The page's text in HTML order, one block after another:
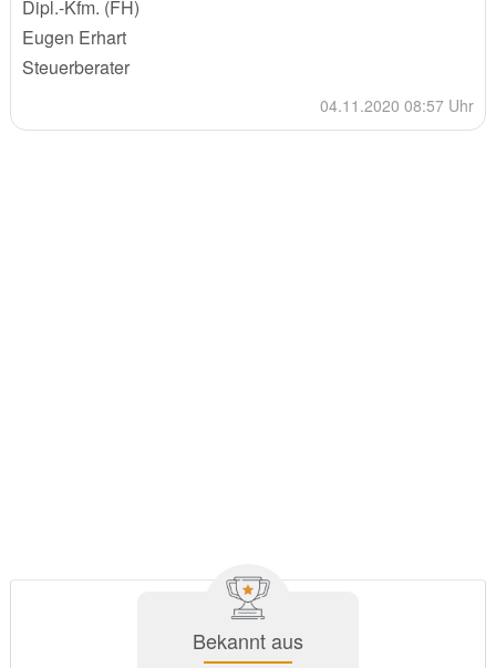
Dipl.-Kfm. (FH)
Eugen Erhart
Steuerberater
04.11.2020 08:57 Uhr
Bekannt aus